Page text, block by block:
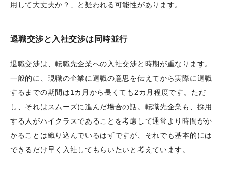
用して大丈夫か？」と疑われる可能性があります。
退職交渉と入社交渉は同時並行
退職交渉は、転職先企業への入社交渉と時期が重なります。
一般的に、現職の企業に退職の意思を伝えてから実際に退職
するまでの期間は1カ月から長くても2カ月程度です。ただ
し、それはスムーズに進んだ場合の話。転職先企業も、採用
する人がハイクラスであることを考慮して通常より時間がか
かることは織り込んでいるはずですが、それでも基本的には
できるだけ早く入社してもらいたいと考えています。